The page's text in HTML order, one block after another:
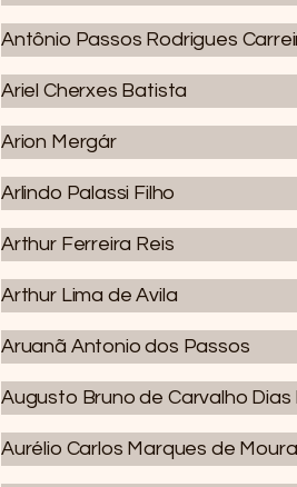
Antônio Passos Rodrigues
Ariel Cherxes Batista
Arion Mergár
Arlindo Palassi Filho
Arthur Ferreira Reis
Arthur Lima de Avila
Aruanã Antonio dos Passos
Augusto Bruno de Carvalho Dias
Aurélio Carlos Marques de Moura